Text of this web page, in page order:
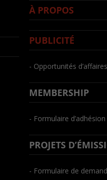
À PROPOS
PUBLICITÉ
- Opportunités d’affaires
MEMBERSHIP
- Formulaire d’adhésion
PROJETS
- Formulaire de